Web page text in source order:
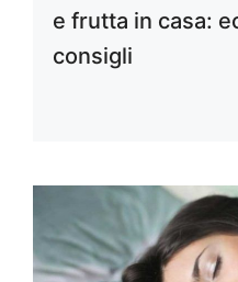
e frutta in casa:
consigli